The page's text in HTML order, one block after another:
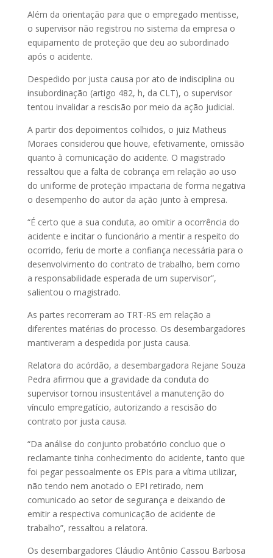
Além da orientação para que o empregado mentisse,
o supervisor não registrou no sistema da empresa o
equipamento de proteção que deu ao subordinado
após o acidente.
Despedido por justa causa por ato de indisciplina ou
insubordinação (artigo 482, h, da CLT), o supervisor
tentou invalidar a rescisão por meio da ação judicial.
A partir dos depoimentos colhidos, o juiz Matheus
Moraes considerou que houve, efetivamente, omissão
quanto à comunicação do acidente. O magistrado
ressaltou que a falta de cobrança em relação ao uso
do uniforme de proteção impactaria de forma negativa
o desempenho do autor da ação junto à empresa.
“É certo que a sua conduta, ao omitir a ocorrência do
acidente e incitar o funcionário a mentir a respeito do
ocorrido, feriu de morte a confiança necessária para o
desenvolvimento do contrato de trabalho, bem como
a responsabilidade esperada de um supervisor”,
salientou o magistrado.
As partes recorreram ao TRT-RS em relação a
diferentes matérias do processo. Os desembargadores
mantiveram a despedida por justa causa.
Relatora do acórdão, a desembargadora Rejane Souza
Pedra afirmou que a gravidade da conduta do
supervisor tornou insustentável a manutenção do
vínculo empregatício, autorizando a rescisão do
contrato por justa causa.
“Da análise do conjunto probatório concluo que o
reclamante tinha conhecimento do acidente, tanto que
foi pegar pessoalmente os EPIs para a vítima utilizar,
não tendo nem anotado o EPI retirado, nem
comunicado ao setor de segurança e deixando de
emitir a respectiva comunicação de acidente de
trabalho”, ressaltou a relatora.
Os desembargadores Cláudio Antônio Cassou Barbosa